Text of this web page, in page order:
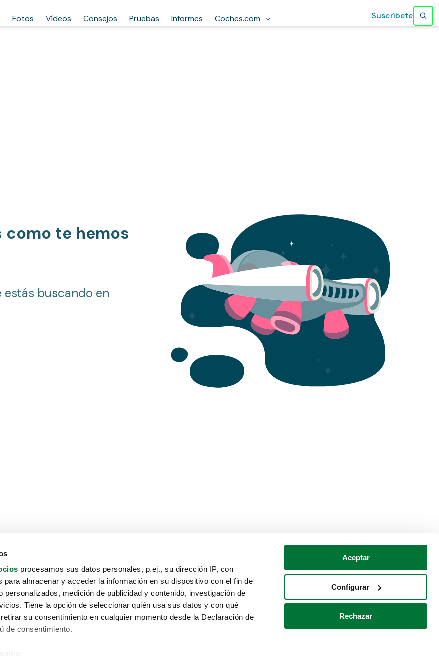
procesamos sus datos personales, p.ej., su dirección IP, con
para almacenar y acceder la información en su dispositivo con el fin de
personalizados, medición de publicidad y contenido, investigación de
Tiene la opción de seleccionar quién usa sus datos y con qué
su consentimiento en cualquier momento desde la Declaración de
de consentimiento.
Aceptar
Configurar
Rechazar
Fotos Vídeos Consejos Pruebas Informes Coches.com Suscríbete
como te hemos
estás buscando en